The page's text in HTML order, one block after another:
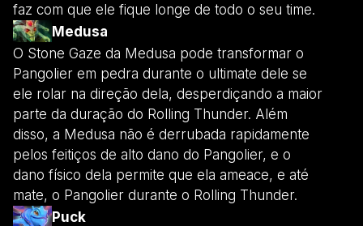
faz com que ele fique longe de todo o seu time.
Medusa
O Stone Gaze da Medusa pode transformar o
Pangolier em pedra durante o ultimate dele se
ele rolar na direção dela, desperdiçando a maior
parte da duração do Rolling Thunder. Além
disso, a Medusa não é derrubada rapidamente
pelos feitiços de alto dano do Pangolier, e o
dano físico dela permite que ela ameace, e até
mate, o Pangolier durante o Rolling Thunder.
Puck